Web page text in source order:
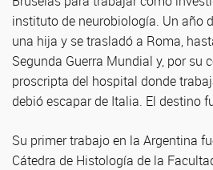
instituto de neurobiología. Un año
una hija y se trasladó a Roma,
Segunda Guerra Mundial y, por su
proscripta del hospital donde
debió escapar de Italia. El destino
Su primer trabajo en la Argentina
Cátedra de Histología de la